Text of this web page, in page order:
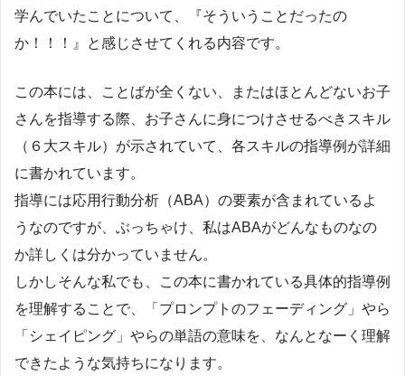
学んでいたことについて、『そういうことだったの
か！！！』と感じさせてくれる内容です。
この本には、ことばが全くない、またはほとんどないお子
さんを指導する際、お子さんに身につけさせるべきスキル
（６大スキル）が示されていて、各スキルの指導例が詳細
に書かれています。
指導には応用行動分析（ABA）の要素が含まれているよ
うなのですが、ぶっちゃけ、私はABAがどんなものなの
か詳しくは分かっていません。
しかしそんな私でも、この本に書かれている具体的指導例
を理解することで、「プロンプトのフェーディング」やら
「シェイピング」やらの単語の意味を、なんとなーく理解
できたような気持ちになります。